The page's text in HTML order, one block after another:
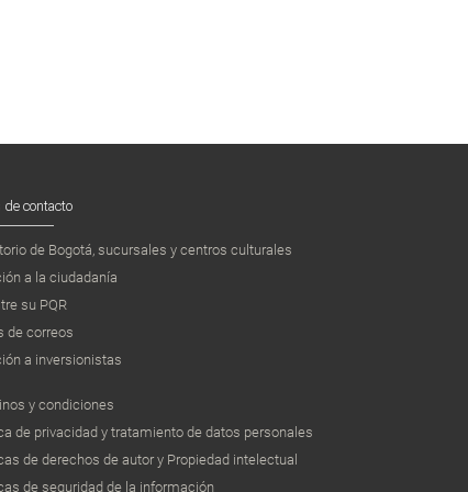
de contacto
de Bogotá, sucursales y centros culturales
a la ciudadanía
su PQR
de correos
a inversionistas
y condiciones
de privacidad y tratamiento de datos personales
de derechos de autor y Propiedad intelectual
de seguridad de la información